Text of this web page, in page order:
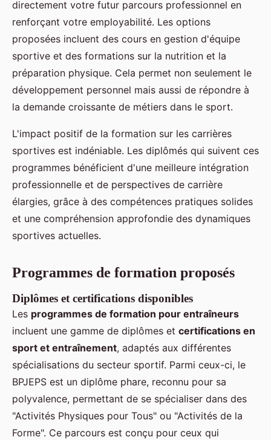
directement votre futur parcours professionnel en
renforçant votre employabilité. Les options
proposées incluent des cours en gestion d'équipe
sportive et des formations sur la nutrition et la
préparation physique. Cela permet non seulement le
développement personnel mais aussi de répondre à
la demande croissante de métiers dans le sport.
L'impact positif de la formation sur les carrières
sportives est indéniable. Les diplômés qui suivent ces
programmes bénéficient d'une meilleure intégration
professionnelle et de perspectives de carrière
élargies, grâce à des compétences pratiques solides
et une compréhension approfondie des dynamiques
sportives actuelles.
Programmes de formation proposés
Diplômes et certifications disponibles
Les programmes de formation pour entraîneurs
incluent une gamme de diplômes et certifications en
sport et entraînement, adaptés aux différentes
spécialisations du secteur sportif. Parmi ceux-ci, le
BPJEPS est un diplôme phare, reconnu pour sa
polyvalence, permettant de se spécialiser dans des
"Activités Physiques pour Tous" ou "Activités de la
Forme". Ce parcours est conçu pour ceux qui